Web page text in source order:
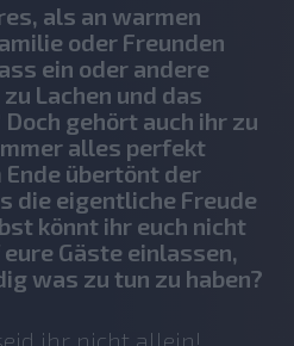
als an warmen
oder Freunden
ein oder andere
Lachen und das
gehört auch ihr zu
alles perfekt
Ende übertönt der
die eigentliche Freude
könnt ihr euch nicht
Gäste einlassen,
was zu tun zu haben?